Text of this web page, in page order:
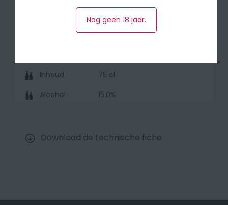
Barbera
Piemonte (Italië)
Inhoud
75 cl
Alcohol
15.0%
Download de technische fiche
Nog geen 18 jaar.